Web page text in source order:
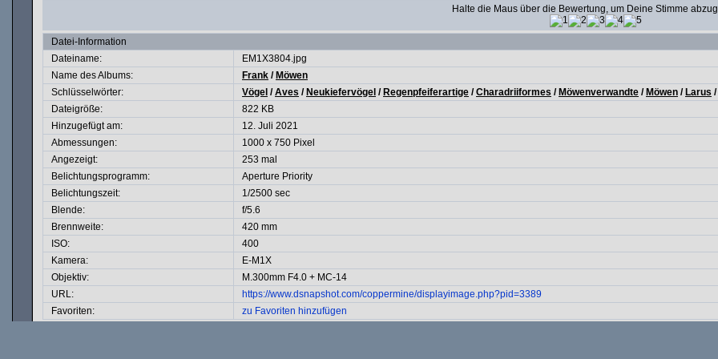
Halte die Maus über die Bewertung, um Deine Stimme
Datei-Information
Dateiname:
EM1X3804.jpg
Name des Albums:
Frank / Möwen
Schlüsselwörter:
Vögel /Aves / Neukiefervögel / Regenpfeiferartige /Charadriiformes / Möwenverwandte / Möwen / Larus /
Dateigröße:
822 KB
Hinzugefügt am:
12. Juli 2021
Abmessungen:
1000 x 750 Pixel
Angezeigt:
253 mal
Belichtungsprogramm:
Aperture Priority
Belichtungszeit:
1/2500 sec
Blende:
f/5.6
Brennweite:
420 mm
ISO:
400
Kamera:
E-M1X
Objektiv:
M.300mm F4.0 + MC-14
URL:
https://www.dsnapshot.com/coppermine/displayimage.php?pid=3389
Favoriten:
zu Favoriten hinzufügen